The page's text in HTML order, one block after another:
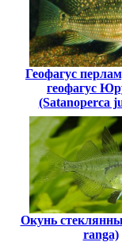
Геофагус
геофагус
(Satanoperca
Окунь
ranga)